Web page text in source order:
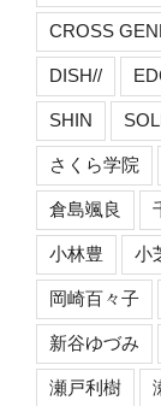
CROSS
DISH//
SHIN
さくら学院
倉島颯良
小林豊 小
岡崎百々子
新谷ゆづみ
瀬戸利樹